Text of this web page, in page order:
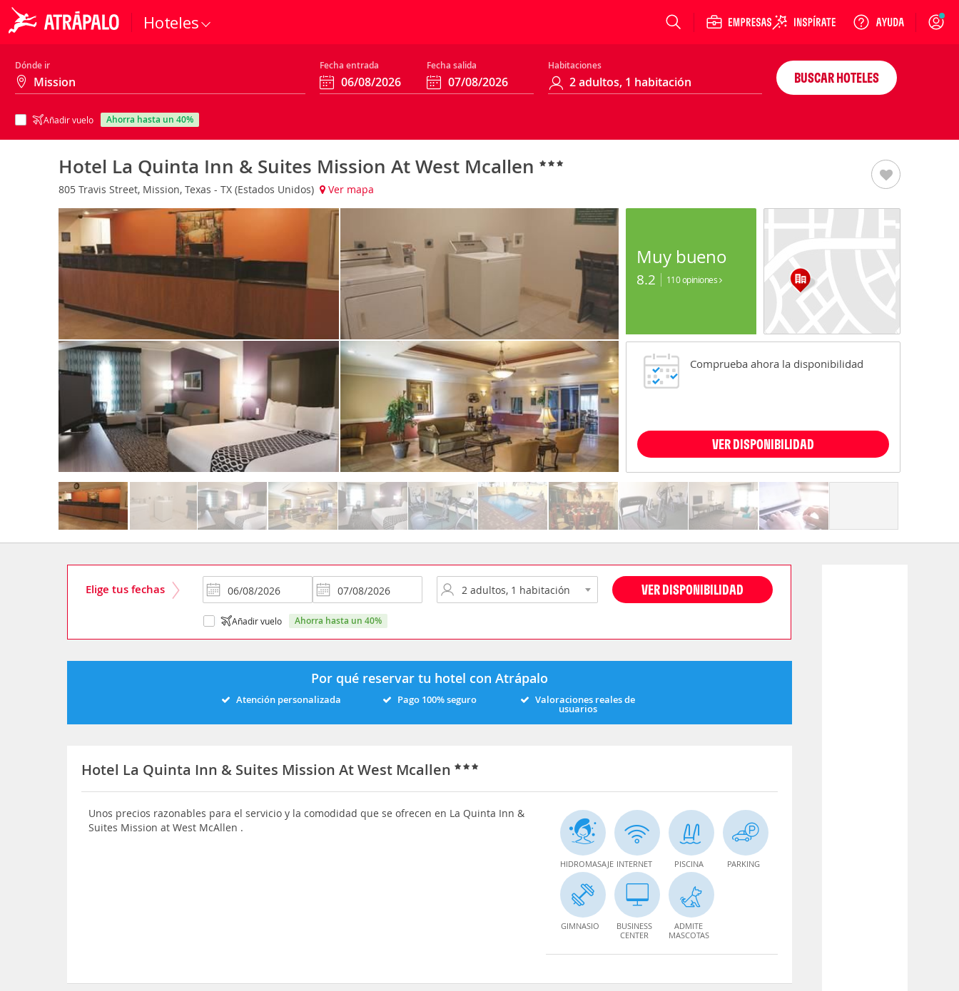
Hoteles Login
Dónde ir Fecha entrada Fecha salida Habitaciones
Añadir vuelo ahorra hasta un 40%
BUSCAR HOTELES
Hotel La Quinta Inn & Suites Mission At West Mcallen
805 Travis Street, Mission, Texas - TX (Estados Unidos) Ver mapa
Muy bueno
8.2 110 opiniones
Comprueba ahora la disponibilidad
VER DISPONIBILIDAD
Elige tus fechas VER DISPONIBILIDAD
Añadir vuelo ahorra hasta un 40%
Por qué reservar tu hotel con Atrápalo
Atención personalizada Pago 100% seguro Valoraciones reales de
usuarios
Hotel La Quinta Inn & Suites Mission At West Mcallen
Unos precios razonables para el servicio y la comodidad que se ofrecen en La Quinta Inn &
Suites Mission at West McAllen .
HIDROMASAJE INTERNET PISCINA PARKING
GIMNASIO
BUSINESS
CENTER
ADMITE
MASCOTAS